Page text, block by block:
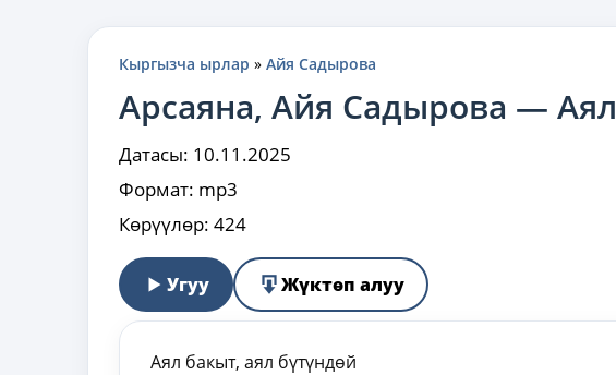
Кыргызча ырлар » Айя Садырова
Арсаяна, Айя Садырова — Аял
Датасы: 10.11.2025
Формат: mp3
Көрүүлөр: 424
Угуу Жүктөп алуу
Аял бакыт, аял бүтүндөй